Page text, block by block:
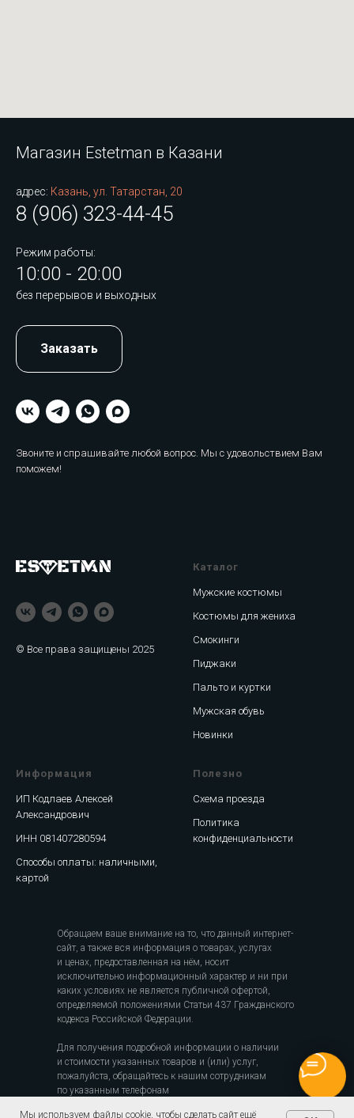
Магазин Estetman в Казани
адрес: Казань, ул. Татарстан, 20
8 (906) 323-44-45
Режим работы:
10:00 - 20:00
без перерывов и выходных
Заказать
Звоните и спрашивайте любой вопрос. Мы с удовольствием Вам
поможем!
© Все права защищены 2025
Каталог
Мужские костюмы
Костюмы для жениха
Смокинги
Пиджаки
Пальто и куртки
Мужская обувь
Новинки
Информация
ИП Кодлаев Алексей
Александрович
ИНН 081407280594
Способы оплаты: наличными,
картой
Полезно
Схема проезда
Политика
конфиденциальности
Обращаем ваше внимание на то, что данный интернет-
сайт, а также вся информация о товарах, услугах
и ценах, предоставленная на нём, носит
исключительно информационный характер и ни при
каких условиях не является публичной офертой,
определяемой положениями Статьи 437 Гражданского
кодекса Российской Федерации.
Для получения подробной информации о наличии
и стоимости указанных товаров и (или) услуг,
пожалуйста, обращайтесь к нашим сотрудникам
по указанным телефонам
Мы используем файлы cookie, чтобы сделать сайт ещё